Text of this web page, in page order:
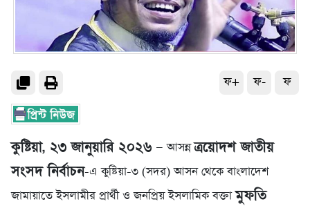
ফ+ ফ- ফ
কুষ্টিয়া, ২৩ জানুয়ারি ২০২৬ — আসন্নত্রয়োদশ জাতীয়
সংসদ নির্বাচন-এ কুষ্টিয়া-৩ (সদর) আসন থেকে বাংলাদেশ
জামায়াতে ইসলামীর প্রার্থী ও জনপ্রিয় ইসলামিক বক্তামুফতি